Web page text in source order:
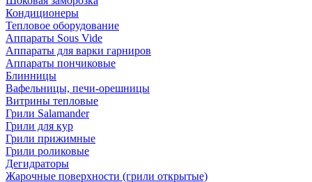
Кондиционеры
Тепловое оборудование
Аппараты Sous Vide
Аппараты для варки гарниров
Аппараты пончиковые
Блинницы
Вафельницы, печи-орешницы
Витрины тепловые
Грили Salamander
Грили для кур
Грили прижимные
Грили роликовые
Дегидраторы
Жарочные поверхности (грили открытые)